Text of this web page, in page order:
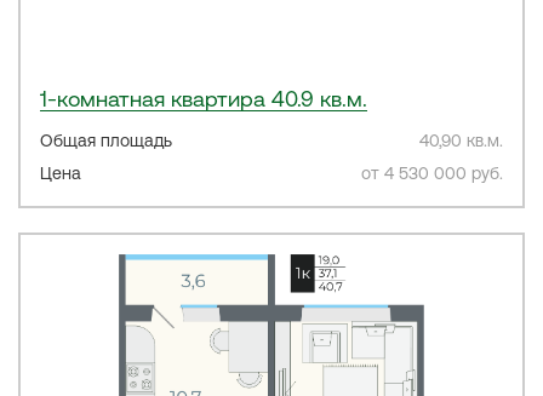
1-комнатная квартира 40.9 кв.м.
Общая площадь
40,90 кв.м.
Цена
от 4 530 000 руб.